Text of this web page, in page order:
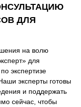
ДЛЯ
на волю
для
экспертизе
эксперты готовы
и поддержать
сейчас, чтобы